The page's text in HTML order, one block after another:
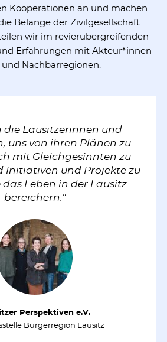
Kooperationen an und machen
Belange der Zivilgesellschaft
wir im revierübergreifenden
Erfahrungen mit Akteur*innen
Nachbarregionen.
die Lausitzerinnen und
uns von ihren Plänen zu
mit Gleichgesinnten zu
Initiativen und Projekte zu
Leben in der Lausitz
bereichern."
Perspektiven e.V.
Bürgerregion Lausitz